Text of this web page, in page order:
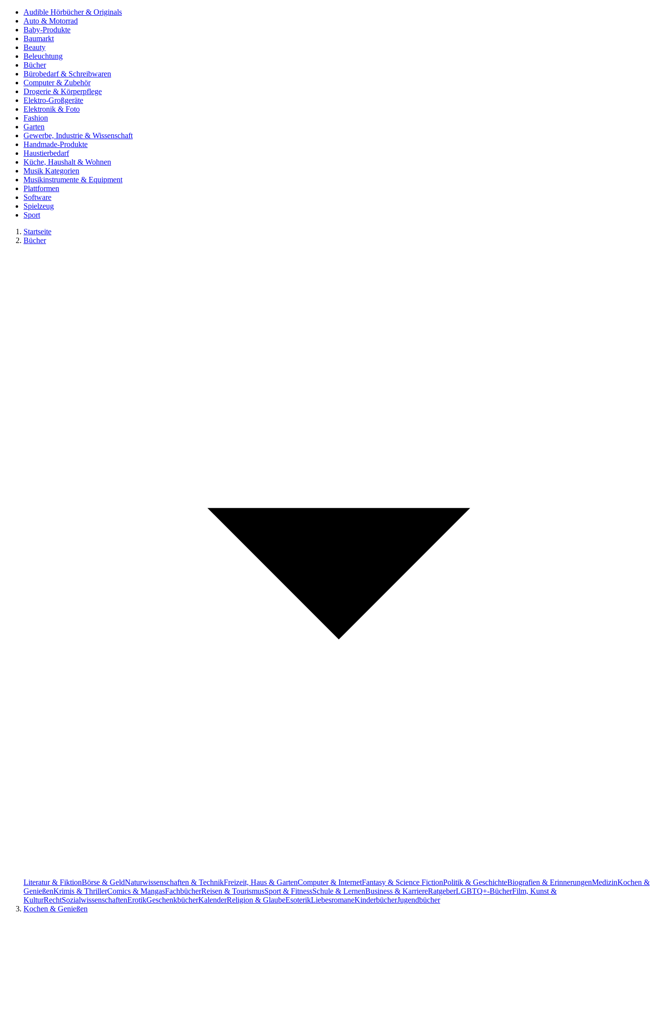
Audible Hörbücher & Originals
Auto & Motorrad
Baby-Produkte
Baumarkt
Beauty
Beleuchtung
Bücher
Bürobedarf & Schreibwaren
Computer & Zubehör
Drogerie & Körperpflege
Elektro-Großgeräte
Elektronik & Foto
Fashion
Garten
Gewerbe, Industrie & Wissenschaft
Handmade-Produkte
Haustierbedarf
Küche, Haushalt & Wohnen
Musik Kategorien
Musikinstrumente & Equipment
Plattformen
Software
Spielzeug
Sport
Startseite
Bücher
Literatur & FiktionBörse & GeldNaturwissenschaften & TechnikFreizeit, Haus & GartenComputer & InternetFantasy & Science FictionPolitik & GeschichteBiografien & ErinnerungenMedizinKochen &
GenießenKrimis & ThrillerComics & MangasFachbücherReisen & TourismusSport & FitnessSchule & LernenBusiness & KarriereRatgeberLGBTQ+-BücherFilm, Kunst &
KulturRechtSozialwissenschaftenErotikGeschenkbücherKalenderReligion & GlaubeEsoterikLiebesromaneKinderbücherJugendbücher
Kochen & Genießen